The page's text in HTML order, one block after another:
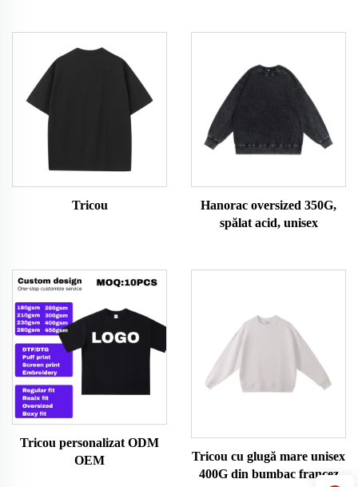
Tricou
Hanorac oversized 350G,
spălat acid, unisex
Tricou personalizat ODM
OEM
Tricou cu glugă mare unisex
400G din bumbac francez